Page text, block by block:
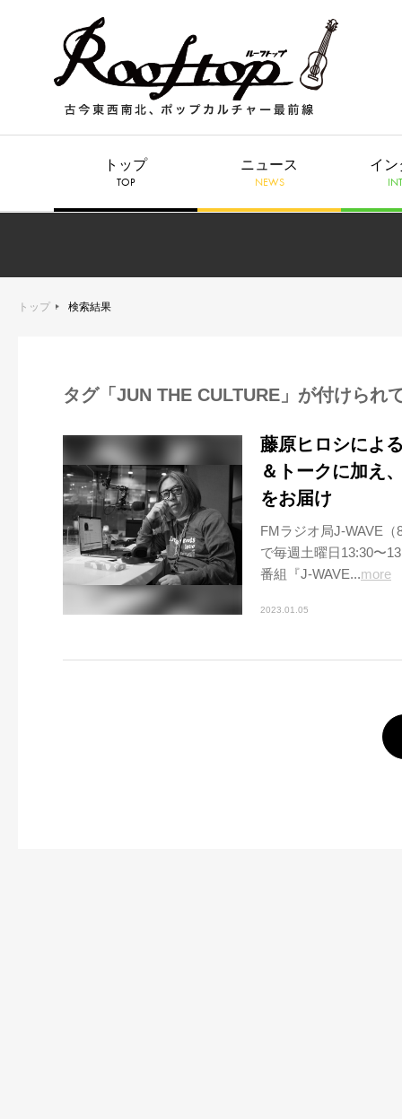
トップ
TOP
ニュース
NEWS
イン
トップ 検索結果
タグ「JUN THE CULTURE」が付けられ
藤原ヒロシによ
＆トークに加え
をお届け
FMラジオ局J-WAVE
で毎週土曜日13:30〜
番組『J-WAVE...more
2023.01.05